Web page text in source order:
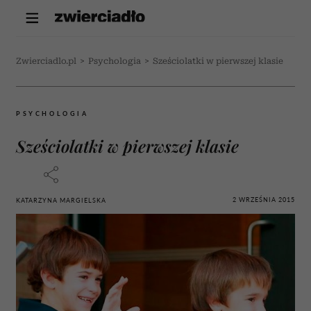
Zwierciadlo.pl > Psychologia > Sześciolatki w pierwszej klasie
PSYCHOLOGIA
Sześciolatki w pierwszej klasie
KATARZYNA MARGIELSKA 2 WRZEŚNIA 2015